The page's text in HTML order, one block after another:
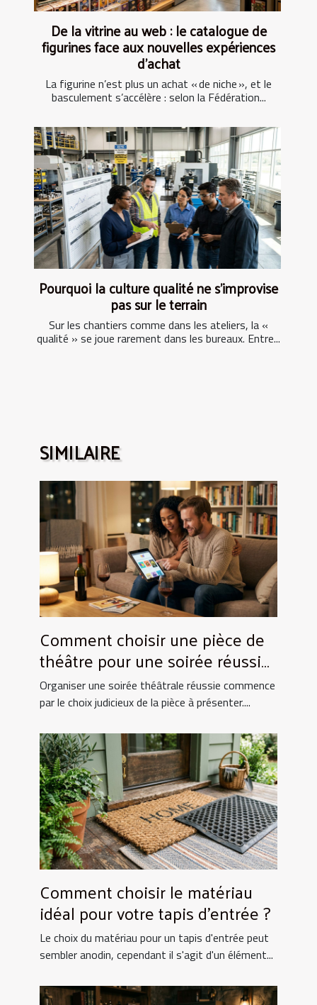
De la vitrine au web : le catalogue de
figurines face aux nouvelles expériences
d’achat
La figurine n’est plus un achat « de niche », et le
basculement s’accélère : selon la Fédération...
Pourquoi la culture qualité ne s’improvise
pas sur le terrain
Sur les chantiers comme dans les ateliers, la «
qualité » se joue rarement dans les bureaux. Entre...
SIMILAIRE
Comment choisir une pièce de
théâtre pour une soirée réussie
?
Organiser une soirée théâtrale réussie commence
par le choix judicieux de la pièce à présenter....
Comment choisir le matériau
idéal pour votre tapis d'entrée ?
Le choix du matériau pour un tapis d'entrée peut
sembler anodin, cependant il s'agit d'un élément...